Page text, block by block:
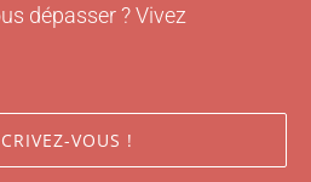
dépasser ? Vivez
VOUS !